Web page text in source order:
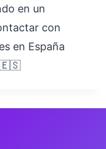
en un
con
en España
🇪🇸